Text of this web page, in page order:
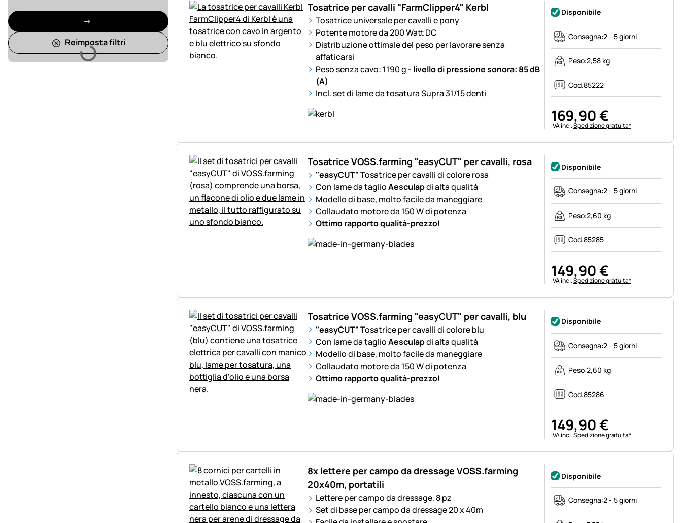
Caricamento
Reimposta filtri
Tosatrice per cavalli "FarmClipper4" Kerbl
Tosatrice universale per cavalli e pony
Potente motore da 200 Watt DC
Distribuzione ottimale del peso per lavorare senza
affaticarsi
Peso senza cavo: 1190 g - livello di pressione sonora: 85 dB
(A)
Incl. set di lame da tosatura Supra 31/15 denti
Disponibile
Consegna:2 - 5 giorni
Peso:2,58 kg
Cod.85222
169,90€
Informazioni fiscali:
IVA incl.Spedizione gratuita*
Tosatrice VOSS.farming "easyCUT" per cavalli, rosa
"easyCUT"Tosatrice per cavalli di colore rosa
Con lame da taglioAesculapdi alta qualità
Modello di base, molto facile da maneggiare
Collaudato motore da 150 W di potenza
Ottimo rapporto qualità-prezzo!
Disponibile
Consegna:2 - 5 giorni
Peso:2,60 kg
Cod.85285
149,90€
Informazioni fiscali:
IVA incl.Spedizione gratuita*
Tosatrice VOSS.farming "easyCUT" per cavalli, blu
"easyCUT"Tosatrice per cavalli di colore blu
Con lame da taglioAesculapdi alta qualità
Modello di base, molto facile da maneggiare
Collaudato motore da 150 W di potenza
Ottimo rapporto qualità-prezzo!
Disponibile
Consegna:2 - 5 giorni
Peso:2,60 kg
Cod.85286
149,90€
Informazioni fiscali:
IVA incl.Spedizione gratuita*
8x lettere per campo da dressage VOSS.farming
20x40m, portatili
Lettere per campo da dressage, 8 pz
Set di base per campo da dressage 20 x 40m
Disponibile
Consegna:2 - 5 giorni